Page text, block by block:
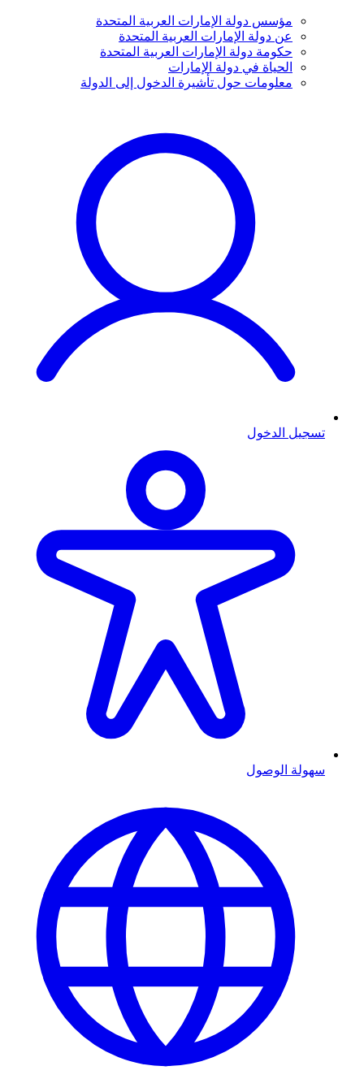
مؤسس دولة الإمارات العربية المتحدة
عن دولة الإمارات العربية المتحدة
حكومة دولة الإمارات العربية المتحدة
الحياة في دولة الإمارات
معلومات حول تأشيرة الدخول إلى الدولة
تسجيل الدخول
سهولة الوصول